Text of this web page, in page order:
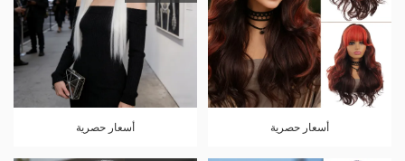
أسعار حصرية أسعار حصرية